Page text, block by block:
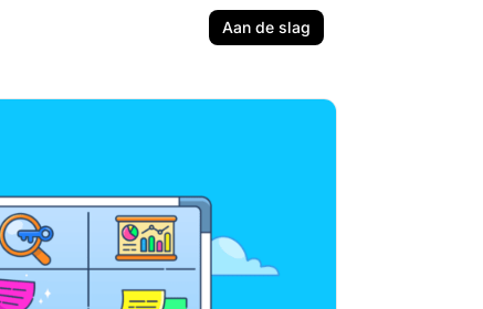
Aan de slag